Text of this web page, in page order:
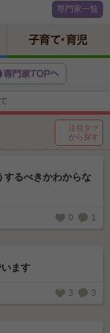
専門家一覧
注目タグ
から探す
するべきかわからな
0 1
ます
3 3